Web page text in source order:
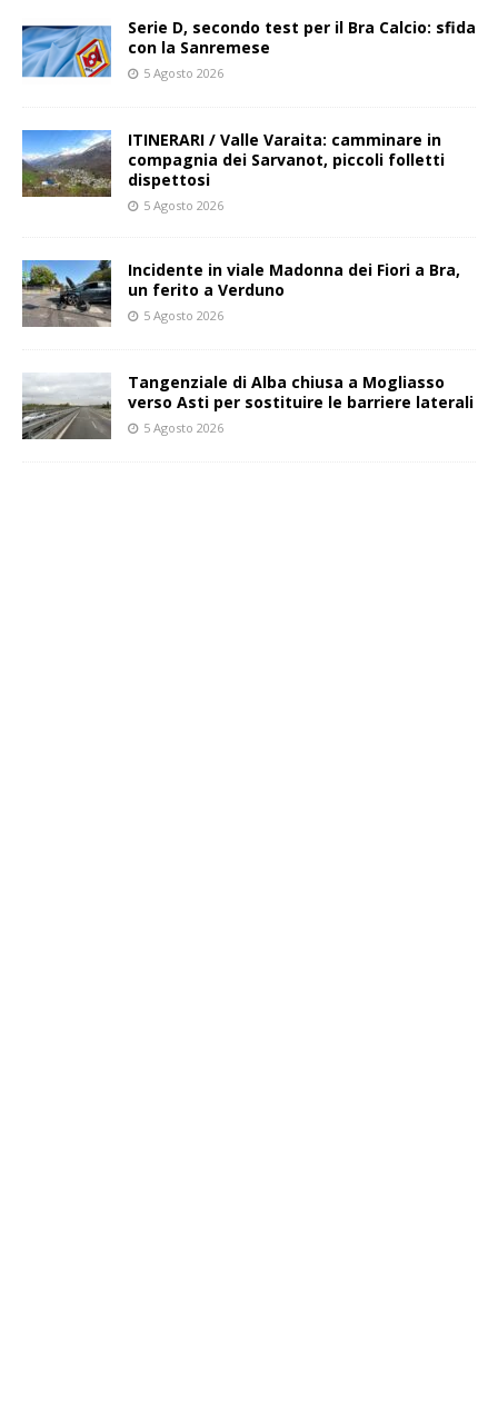
Serie D, secondo test per il Bra Calcio: sfida
con la Sanremese
5 Agosto 2026
ITINERARI / Valle Varaita: camminare in
compagnia dei Sarvanot, piccoli folletti
dispettosi
5 Agosto 2026
Incidente in viale Madonna dei Fiori a Bra,
un ferito a Verduno
5 Agosto 2026
Tangenziale di Alba chiusa a Mogliasso
verso Asti per sostituire le barriere laterali
5 Agosto 2026